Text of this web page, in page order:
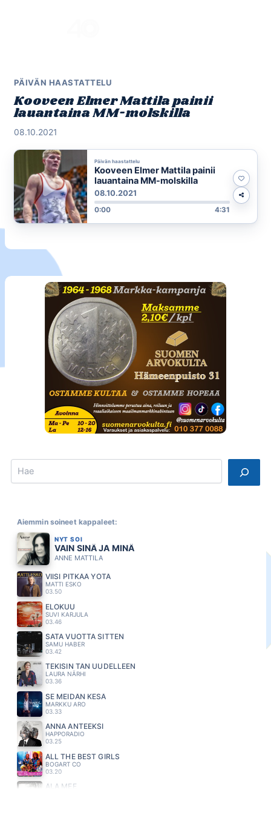
PÄIVÄN HAASTATTELU
Kooveen Elmer Mattila painii
lauantaina MM-molskilla
08.10.2021
Päivän haastattelu
Kooveen Elmer Mattila painii
lauantaina MM-molskilla
08.10.2021
0:00 4:31
Search
Aiemmin soineet kappaleet:
NYT SOI
VAIN SINÄ JA MINÄ
ANNE MATTILA
VIISI PITKÄÄ YÖTÄ
MATTI ESKO
03.50
ELOKUU
SUVI KARJULA
03.46
SATA VUOTTA SITTEN
SAMU HABER
03.42
TEKISIN TÄN UUDELLEEN
LAURA NÄRHI
03.36
SE MEIDÄN KESÄ
MARKKU ARO
03.33
ANNA ANTEEKSI
HAPPORADIO
03.25
ALL THE BEST GIRLS
BOGART CO
03.20
ÄLÄ MEE